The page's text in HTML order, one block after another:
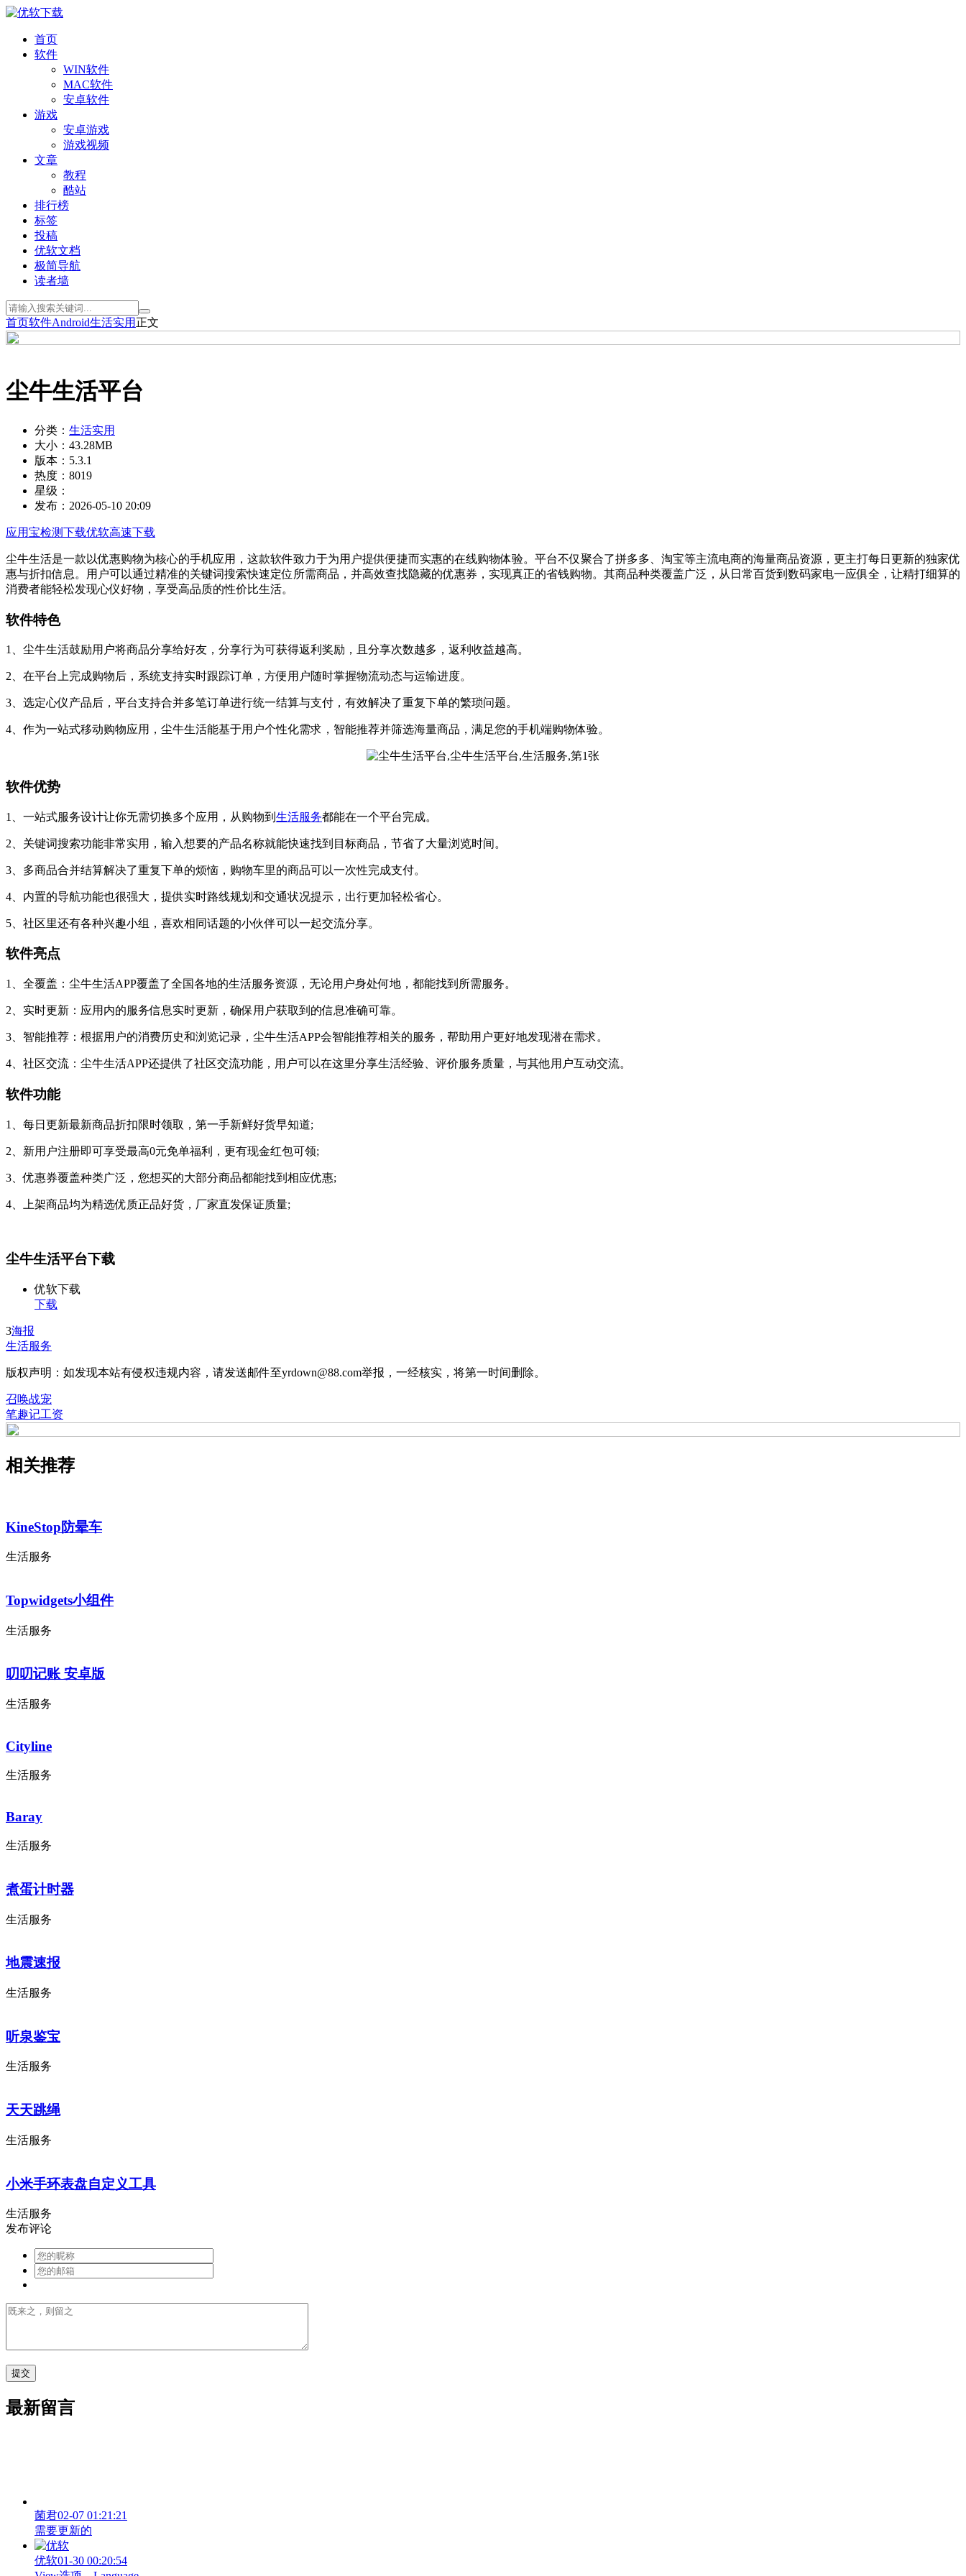
首页
软件
WIN软件
MAC软件
安卓软件
游戏
安卓游戏
游戏视频
文章
教程
酷站
排行榜
标签
投稿
优软文档
极简导航
读者墙
首页软件Android生活实用 正文
尘牛生活平台
分类： 生活实用
大小： 43.28MB
版本： 5.3.1
热度： 8019
星级：
发布： 2026-05-10 20:09
应用宝检测下载优软高速下载
尘牛生活是一款以优惠购物为核心的手机应用，这款软件致力于为用户提供便捷而实惠的在线购物体验。平台不仅聚合了拼多多、淘宝等主流电商的海量商品资源，更主打每日更新的独家优
惠与折扣信息。用户可以通过精准的关键词搜索快速定位所需商品，并高效查找隐藏的优惠券，实现真正的省钱购物。其商品种类覆盖广泛，从日常百货到数码家电一应俱全，让精打细算的
消费者能轻松发现心仪好物，享受高品质的性价比生活。
软件特色
1、尘牛生活鼓励用户将商品分享给好友，分享行为可获得返利奖励，且分享次数越多，返利收益越高。
2、在平台上完成购物后，系统支持实时跟踪订单，方便用户随时掌握物流动态与运输进度。
3、选定心仪产品后，平台支持合并多笔订单进行统一结算与支付，有效解决了重复下单的繁琐问题。
4、作为一站式移动购物应用，尘牛生活能基于用户个性化需求，智能推荐并筛选海量商品，满足您的手机端购物体验。
软件优势
1、一站式服务设计让你无需切换多个应用，从购物到 生活服务都能在一个平台完成。
2、关键词搜索功能非常实用，输入想要的产品名称就能快速找到目标商品，节省了大量浏览时间。
3、多商品合并结算解决了重复下单的烦恼，购物车里的商品可以一次性完成支付。
4、内置的导航功能也很强大，提供实时路线规划和交通状况提示，出行更加轻松省心。
5、社区里还有各种兴趣小组，喜欢相同话题的小伙伴可以一起交流分享。
软件亮点
1、全覆盖：尘牛生活APP覆盖了全国各地的生活服务资源，无论用户身处何地，都能找到所需服务。
2、实时更新：应用内的服务信息实时更新，确保用户获取到的信息准确可靠。
3、智能推荐：根据用户的消费历史和浏览记录，尘牛生活APP会智能推荐相关的服务，帮助用户更好地发现潜在需求。
4、社区交流：尘牛生活APP还提供了社区交流功能，用户可以在这里分享生活经验、评价服务质量，与其他用户互动交流。
软件功能
1、每日更新最新商品折扣限时领取，第一手新鲜好货早知道;
2、新用户注册即可享受最高0元免单福利，更有现金红包可领;
3、优惠券覆盖种类广泛，您想买的大部分商品都能找到相应优惠;
4、上架商品均为精选优质正品好货，厂家直发保证质量;
尘牛生活平台下载
优软下载
下载
3海报
生活服务
版权声明：如发现本站有侵权违规内容，请发送邮件至yrdown@88.com举报，一经核实，将第一时间删除。
召唤战宠
笔趣记工资
相关推荐
KineStop防晕车
生活服务
Topwidgets小组件
生活服务
叨叨记账 安卓版
生活服务
Cityline
生活服务
Baray
生活服务
煮蛋计时器
生活服务
地震速报
生活服务
听泉鉴宝
生活服务
天天跳绳
生活服务
小米手环表盘自定义工具
生活服务
发布评论
最新留言
菌君02-07 01:21:21
需要更新的
优软01-30 00:20:54